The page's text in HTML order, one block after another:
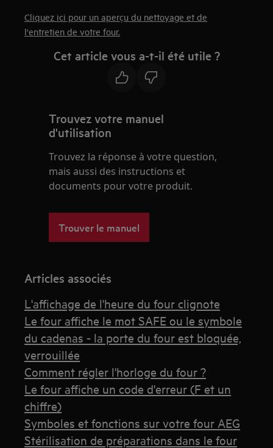
Cliquez ici pour un aperçu du nettoyage et de
l'entretien de votre four.
Cet article vous a-t-il été utile ?
Trouvez votre manuel
d'utilisation
Trouvez la réponse à votre question,
mais aussi des instructions et
documents pour votre produit.
Trouver le manuel
Articles associés
L'affichage de l'heure du four clignote
Le four affiche le mot SAFE ou le symbole
du cadenas - la porte du four est bloquée,
verrouillée
Comment régler l'horloge du four ?
Le four affiche un code d'erreur (F et un
chiffre)
Symboles et fonctions sur votre four AEG
Stérilisation de préparations dans le four